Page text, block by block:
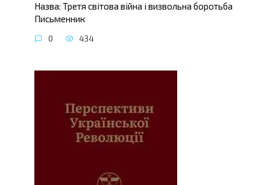
Назва: Третя світова війна і визвольна боротьба
Письменник
0 434